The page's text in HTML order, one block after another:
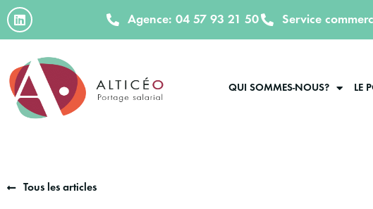
Agence: 04 57 93 21 50 Service
QUI SOMMES-NOUS? LE
Tous les articles